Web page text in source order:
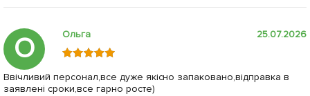
О Ольга 25.07.2026
Ввічливий персонал,все дуже якісно запаковано,відправка в
заявлені сроки,все гарно росте)